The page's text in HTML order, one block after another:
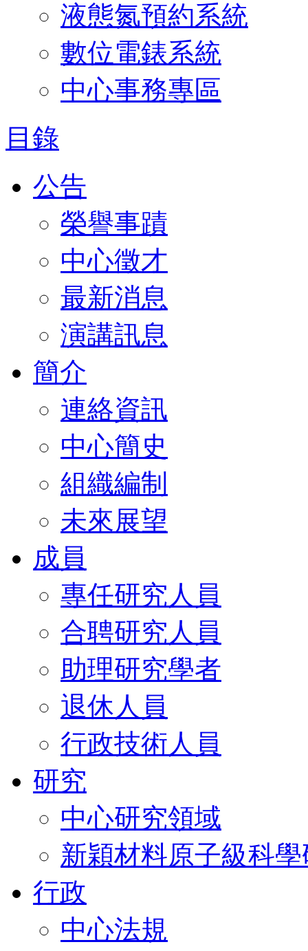
液態氮預約系統
數位電錶系統
中心事務專區
目錄
公告
榮譽事蹟
中心徵才
最新消息
演講訊息
簡介
連絡資訊
中心簡史
組織編制
未來展望
成員
專任研究人員
合聘研究人員
助理研究學者
退休人員
行政技術人員
研究
中心研究領域
新穎材料原子級科
行政
中心法規